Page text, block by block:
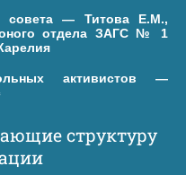
совета — Титова Е.М.,
отдела ЗАГС № 1
активистов —
структуру